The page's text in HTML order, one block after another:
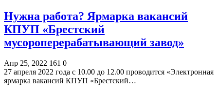
Нужна работа? Ярмарка вакансий
КПУП «Брестский
мусороперерабатывающий завод»
Апр 25, 2022 161 0
27 апреля 2022 года с 10.00 до 12.00 проводится «Электронная
ярмарка вакансий КПУП «Брестский…